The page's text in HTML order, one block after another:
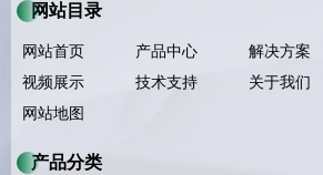
网站目录
网站首页 产品中心 解决方案
视频展示
技术支持 关于我们
网站地图
产品分类